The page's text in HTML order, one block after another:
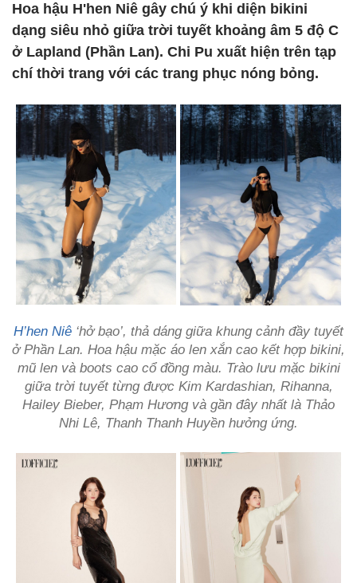
Hoa hậu H'hen Niê gây chú ý khi diện bikini
dạng siêu nhỏ giữa trời tuyết khoảng âm 5 độ C
ở Lapland (Phần Lan). Chi Pu xuất hiện trên tạp
chí thời trang với các trang phục nóng bỏng.
H’hen Niê ‘hở bạo’, thả dáng giữa khung cảnh đầy tuyết
ở Phần Lan. Hoa hậu mặc áo len xắn cao kết hợp bikini,
mũ len và boots cao cổ đồng màu. Trào lưu mặc bikini
giữa trời tuyết từng được Kim Kardashian, Rihanna,
Hailey Bieber, Phạm Hương và gần đây nhất là Thảo
Nhi Lê, Thanh Thanh Huyền hưởng ứng.